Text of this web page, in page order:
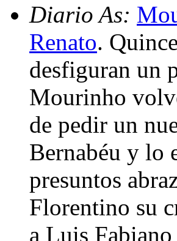
Diario As:
Renato.
desfiguran un
Mourinho
de pedir un
Bernabéu y lo
presuntos
Florentino su
a Luis